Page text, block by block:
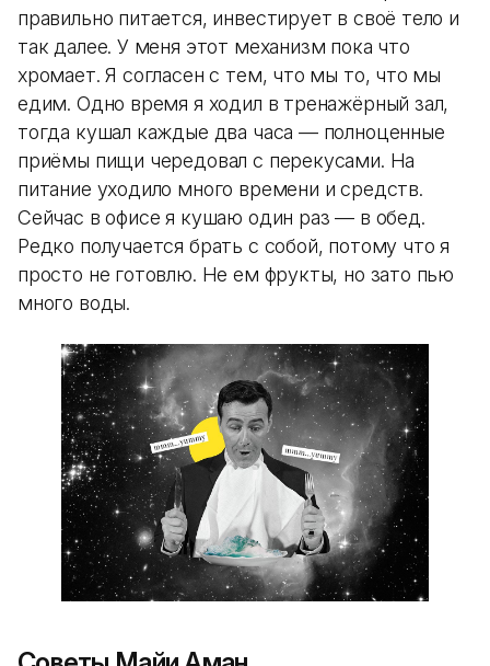
правильно питается, инвестирует в своё тело и
так далее. У меня этот механизм пока что
хромает. Я согласен с тем, что мы то, что мы
едим. Одно время я ходил в тренажёрный зал,
тогда кушал каждые два часа — полноценные
приёмы пищи чередовал с перекусами. На
питание уходило много времени и средств.
Сейчас в офисе я кушаю один раз — в обед.
Редко получается брать с собой, потому что я
просто не готовлю. Не ем фрукты, но зато пью
много воды.